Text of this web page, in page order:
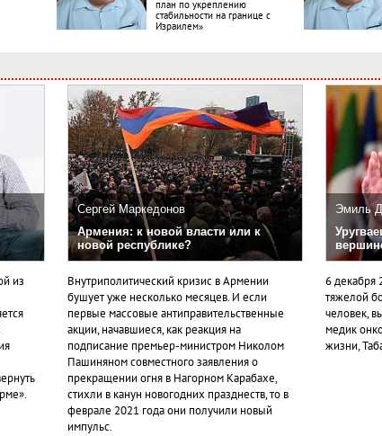
план по укреплению
стабильности на границе с
Израилем»
из
Сергей Маркедонов
Армения: к новой власти или к
новой республике?
Внутриполитический кризис в Армении
бушует уже несколько месяцев. И если
первые массовые антиправительственные
акции, начавшиеся, как реакция на
подписание премьер-министром Николом
Пашиняном совместного заявления о
прекращении огня в Нагорном Карабахе,
стихли в канун новогодних празднеств, то в
феврале 2021 года они получили новый
импульс.
Эмиль
6 декабря
тяжелой
человек,
медик
жизни,